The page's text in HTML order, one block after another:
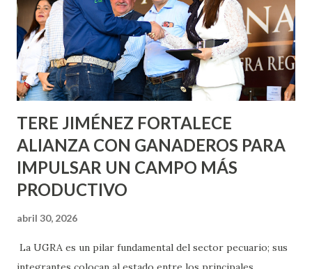
lo que se aplicará pintura en 66 casas. Posteriormente se
llevará este programa a Villas de Nuestra Señora de la
Asunción, Avenida Alameda y Decreto 27 de Septiembre, en
los edificios FOVISSSTE Ojo de Agua, en la comunidad
Norias de Paso Hondo y en los edificios de...
TERE JIMÉNEZ FORTALECE
ALIANZA CON GANADEROS PARA
IMPULSAR UN CAMPO MÁS
PRODUCTIVO
abril 30, 2026
La UGRA es un pilar fundamental del sector pecuario; sus